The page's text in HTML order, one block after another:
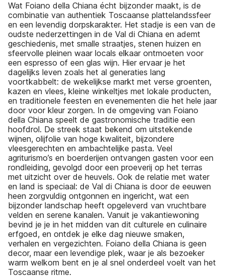
Wat Foiano della Chiana écht bijzonder maakt, is de
combinatie van authentiek Toscaanse plattelandssfeer
en een levendig dorpskarakter. Het stadje is een van de
oudste nederzettingen in de Val di Chiana en ademt
geschiedenis, met smalle straatjes, stenen huizen en
sfeervolle pleinen waar locals elkaar ontmoeten voor
een espresso of een glas wijn. Hier ervaar je het
dagelijks leven zoals het al generaties lang
voortkabbelt: de wekelijkse markt met verse groenten,
kazen en vlees, kleine winkeltjes met lokale producten,
en traditionele feesten en evenementen die het hele jaar
door voor kleur zorgen. In de omgeving van Foiano
della Chiana speelt de gastronomische traditie een
hoofdrol. De streek staat bekend om uitstekende
wijnen, olijfolie van hoge kwaliteit, bijzondere
vleesgerechten en ambachtelijke pasta. Veel
agriturismo’s en boerderijen ontvangen gasten voor een
rondleiding, gevolgd door een proeverij op het terras
met uitzicht over de heuvels. Ook de relatie met water
en land is speciaal: de Val di Chiana is door de eeuwen
heen zorgvuldig ontgonnen en ingericht, wat een
bijzonder landschap heeft opgeleverd van vruchtbare
velden en serene kanalen. Vanuit je vakantiewoning
bevind je je in het midden van dit culturele en culinaire
erfgoed, en ontdek je elke dag nieuwe smaken,
verhalen en vergezichten. Foiano della Chiana is geen
decor, maar een levendige plek, waar je als bezoeker
warm welkom bent en je al snel onderdeel voelt van het
Toscaanse ritme.